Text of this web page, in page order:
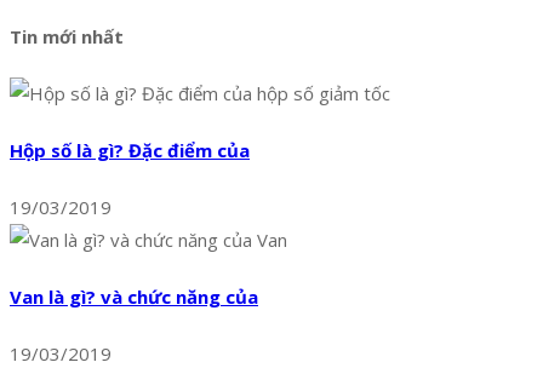
Tin mới nhất
Hộp số là gì? Đặc điểm của
19/03/2019
Van là gì? và chức năng của
19/03/2019